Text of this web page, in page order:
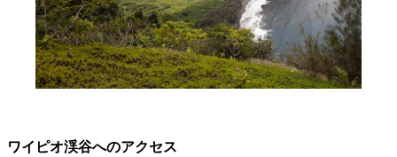
ワイピオ渓谷へのアクセス